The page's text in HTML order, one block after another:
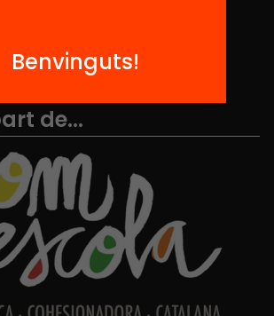
08010 Barcelona
de...
Benvinguts!